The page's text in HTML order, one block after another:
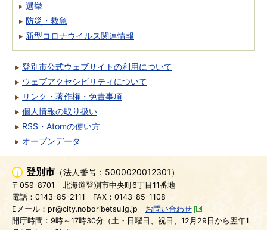
選挙
防災・救急
新型コロナウイルス関連情報
登別市公式ウェブサイトの利用について
ウェブアクセシビリティについて
リンク・著作権・免責事項
個人情報の取り扱い
RSS・Atomの使い方
オープンデータ
登別市 （法人番号：5000020012301）
〒059-8701
北海道登別市中央町6丁目11番地
電話：0143-85-2111
FAX：0143-85-1108
Eメール：pr@city.noboribetsu.lg.jp
お問い合わせ
開庁時間：9時～17時30分（土・日曜日、祝日、12月29日から翌年1